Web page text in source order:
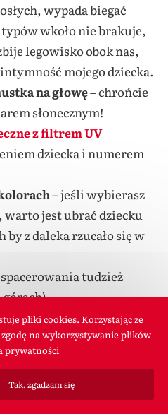
wypada biegać
wkoło nie brakuje,
legowisko obok nas,
mojego dziecka.
na głowę –chrońcie
słonecznym!
z filtrem UV
dziecka i numerem
– jeśli wybierasz
warto jest ubrać dziecku
z daleka rzucało się w
spacerowania tudzież
górach).
, ewentualnie
ulubionych
malucha oraz
pliki cookies. Korzystając ze
na wykorzystywanie plików
prywatności
Tak, zgadzam się